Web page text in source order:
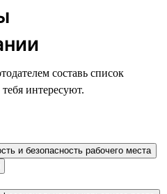
составь список
интересуют.
и безопасность рабочего места